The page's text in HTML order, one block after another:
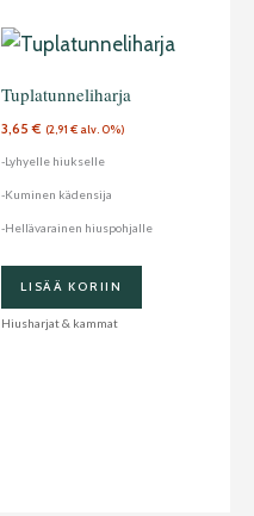
Tuplatunneliharja
3,65€ (2,91 € alv. 0%)
-Lyhyelle hiukselle
-Kuminen kädensija
-Hellävarainen hiuspohjalle
LISÄÄ KORIIN
Hiusharjat & kammat